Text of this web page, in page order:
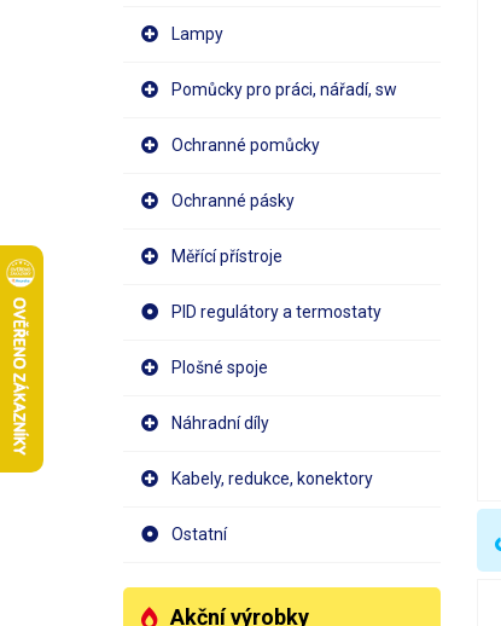
Lampy
Pomůcky pro práci, nářadí, sw
Ochranné pomůcky
Ochranné pásky
Měřící přístroje
PID regulátory a termostaty
Plošné spoje
Náhradní díly
Kabely, redukce, konektory
Ostatní
Akční výrobky